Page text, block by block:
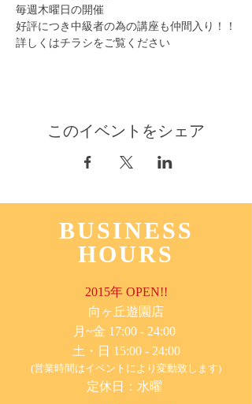
毎週木曜日の開催
好評につき中級者の為の講座も仲間入り！！
詳しくはチラシをご覧ください
このイベントをシェア
BUSINESS
HOURS
2015年 OPEN!!
​向ヶ丘遊園店
月~金 17:00 - 24:00
土・日 15:00 - 24:00
(営業時間はイベントにより変動致します)
定休日：水曜